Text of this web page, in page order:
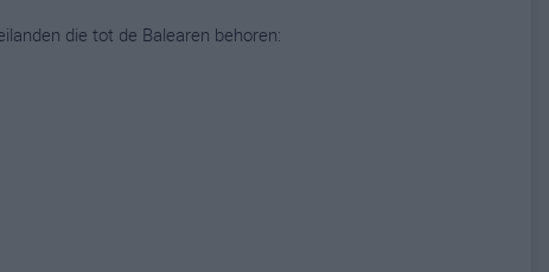
die tot de Balearen behoren: